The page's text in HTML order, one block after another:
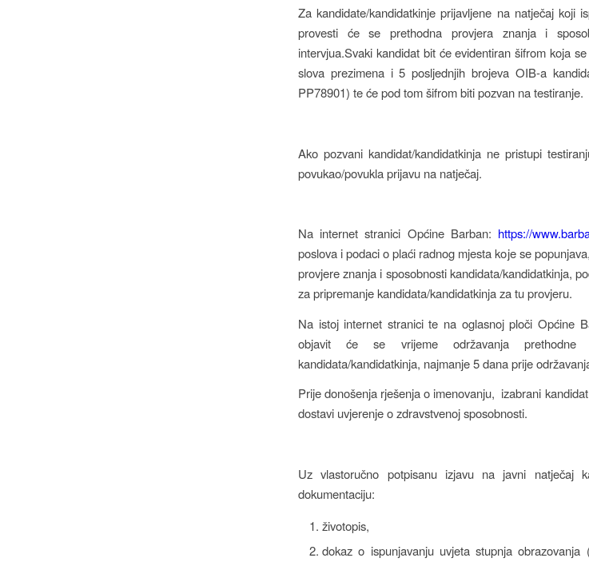
Za kandidate/kandidatkinje prijavljene na natječaj koji
provesti će se prethodna provjera znanja i
intervjua.Svaki kandidat bit će evidentiran šifrom koja
slova prezimena i 5 posljednjih brojeva OIB-a
PP78901) te će pod tom šifrom biti pozvan na testiranje.
Ako pozvani kandidat/kandidatkinja ne pristupi
povukao/povukla prijavu na natječaj.
Na internet stranici Općine Barban: https://
poslova i podaci o plaći radnog mjesta koje se
provjere znanja i sposobnosti kandidata/kandidatkinja,
za pripremanje kandidata/kandidatkinja za tu provjeru.
Na istoj internet stranici te na oglasnoj ploči Općine
objavit će se vrijeme održavanja prethodne
kandidata/kandidatkinja, najmanje 5 dana prije
Prije donošenja rješenja o imenovanju, izabrani
dostavi uvjerenje o zdravstvenoj sposobnosti.
Uz vlastoručno potpisanu izjavu na javni natječaj
dokumentaciju:
životopis,
dokaz o ispunjavanju uvjeta stupnja